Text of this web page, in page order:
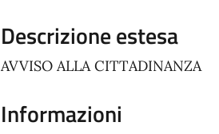
Descrizione estesa
AVVISO ALLA CITTADINANZA
Informazioni